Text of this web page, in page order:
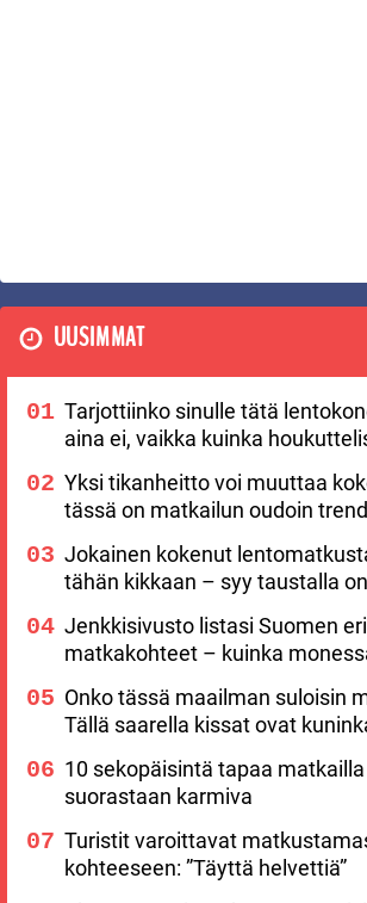
UUSIMMAT
Tarjottiinko sinulle tätä
aina ei, vaikka kuinka
Yksi tikanheitto voi muuttaa
tässä on matkailun oudoin
Jokainen kokenut
tähän kikkaan – syy taustalla
Jenkkisivusto listasi Suomen
matkakohteet – kuinka
Onko tässä maailman suloisin
Tällä saarella kissat ovat
10 sekopäisintä tapaa
suorastaan karmiva
Turistit varoittavat
kohteeseen: ”Täyttä helvettiä”